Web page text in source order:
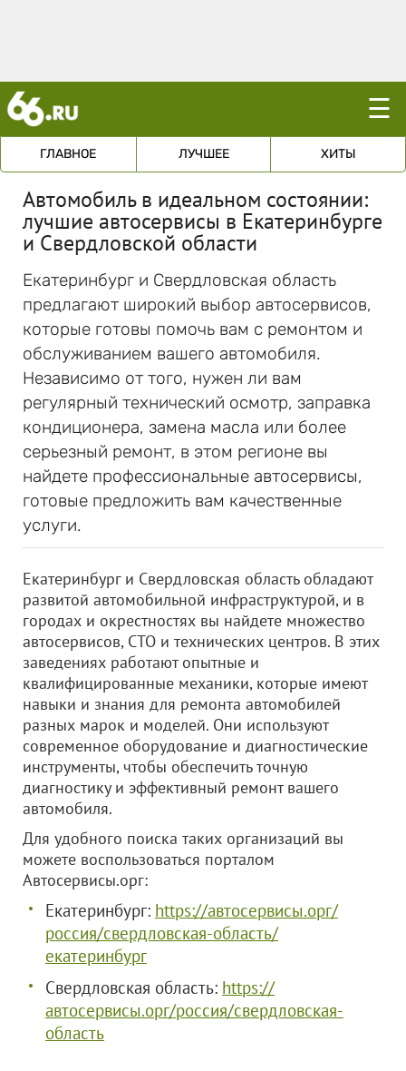
☰
ГЛАВНОЕ ЛУЧШЕЕ ХИТЫ
Автомобиль в идеальном состоянии:
лучшие автосервисы в Екатеринбурге
и Свердловской области
Екатеринбург и Свердловская область
предлагают широкий выбор автосервисов,
которые готовы помочь вам с ремонтом и
обслуживанием вашего автомобиля.
Независимо от того, нужен ли вам
регулярный технический осмотр, заправка
кондиционера, замена масла или более
серьезный ремонт, в этом регионе вы
найдете профессиональные автосервисы,
готовые предложить вам качественные
услуги.
Екатеринбург и Свердловская область обладают
развитой автомобильной инфраструктурой, и в
городах и окрестностях вы найдете множество
автосервисов, СТО и технических центров. В этих
заведениях работают опытные и
квалифицированные механики, которые имеют
навыки и знания для ремонта автомобилей
разных марок и моделей. Они используют
современное оборудование и диагностические
инструменты, чтобы обеспечить точную
диагностику и эффективный ремонт вашего
автомобиля.
Для удобного поиска таких организаций вы
можете воспользоваться порталом
Автосервисы.орг:
Екатеринбург: https://автосервисы.орг/
россия/свердловская-область/
екатеринбург
Свердловская область: https://
автосервисы.орг/россия/свердловская-
область